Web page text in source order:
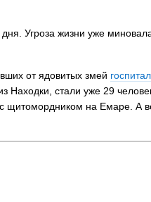
Угроза жизни уже
от ядовитых змей
Находки, стали уже 29
щитомордником на Емаре. А